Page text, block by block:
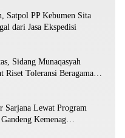
Satpol PP Kebumen Sita
dari Jasa Ekspedisi
Sidang Munaqasyah
Toleransi Beragama
Sarjana Lewat Program
Kemenag